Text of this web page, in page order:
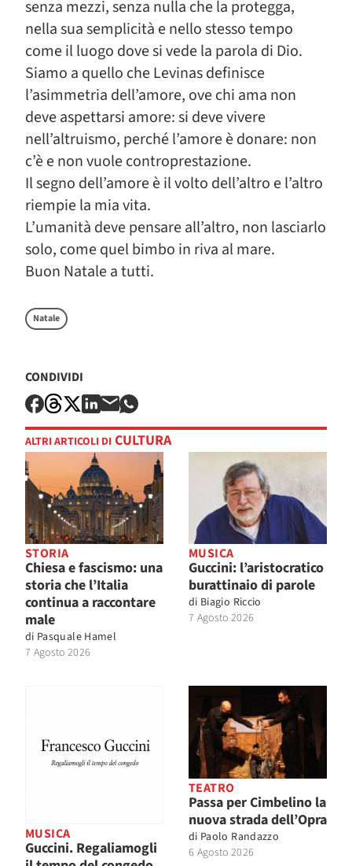
senza mezzi, senza nulla che la protegga,
nella sua semplicità e nello stesso tempo
come il luogo dove si vede la parola di Dio.
Siamo a quello che Levinas definisce
l’asimmetria dell’amore, ove chi ama non
deve aspettarsi amore: si deve vivere
nell’altruismo, perché l’amore è donare: non
c’è e non vuole controprestazione.
Il segno dell’amore è il volto dell’altro e l’altro
riempie la mia vita.
L’umanità deve pensare all’altro, non lasciarlo
solo, come quel bimbo in riva al mare.
Buon Natale a tutti.
Natale
CONDIVIDI
ALTRI ARTICOLI DI CULTURA
STORIA
Chiesa e fascismo: una
storia che l’Italia
continua a raccontare
male
di Pasquale Hamel
7 Agosto 2026
MUSICA
Guccini: l’aristocratico
burattinaio di parole
di Biagio Riccio
7 Agosto 2026
MUSICA
Guccini. Regaliamogli
TEATRO
Passa per Cimbelino la
nuova strada dell’Opra
di Paolo Randazzo
6 Agosto 2026